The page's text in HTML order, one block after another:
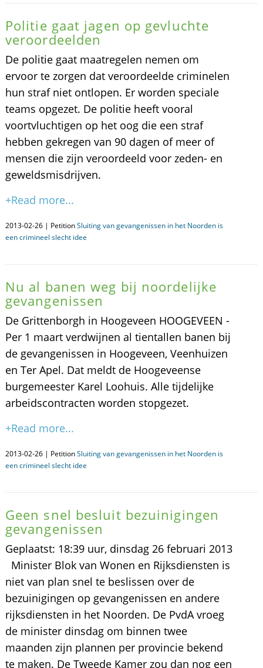
Politie gaat jagen op gevluchte
veroordeelden
De politie gaat maatregelen nemen om
ervoor te zorgen dat veroordeelde criminelen
hun straf niet ontlopen. Er worden speciale
teams opgezet. De politie heeft vooral
voortvluchtigen op het oog die een straf
hebben gekregen van 90 dagen of meer of
mensen die zijn veroordeeld voor zeden- en
geweldsmisdrijven.
+Read more...
2013-02-26 | PetitionSluiting van gevangenissen in het Noorden is
een crimineel slecht idee
Nu al banen weg bij noordelijke
gevangenissen
De Grittenborgh in Hoogeveen HOOGEVEEN -
Per 1 maart verdwijnen al tientallen banen bij
de gevangenissen in Hoogeveen, Veenhuizen
en Ter Apel. Dat meldt de Hoogeveense
burgemeester Karel Loohuis. Alle tijdelijke
arbeidscontracten worden stopgezet.
+Read more...
2013-02-26 | PetitionSluiting van gevangenissen in het Noorden is
een crimineel slecht idee
Geen snel besluit bezuinigingen
gevangenissen
Geplaatst: 18:39 uur, dinsdag 26 februari 2013
Minister Blok van Wonen en Rijksdiensten is
niet van plan snel te beslissen over de
bezuinigingen op gevangenissen en andere
rijksdiensten in het Noorden. De PvdA vroeg
de minister dinsdag om binnen twee
maanden zijn plannen per provincie bekend
te maken. De Tweede Kamer zou dan nog een